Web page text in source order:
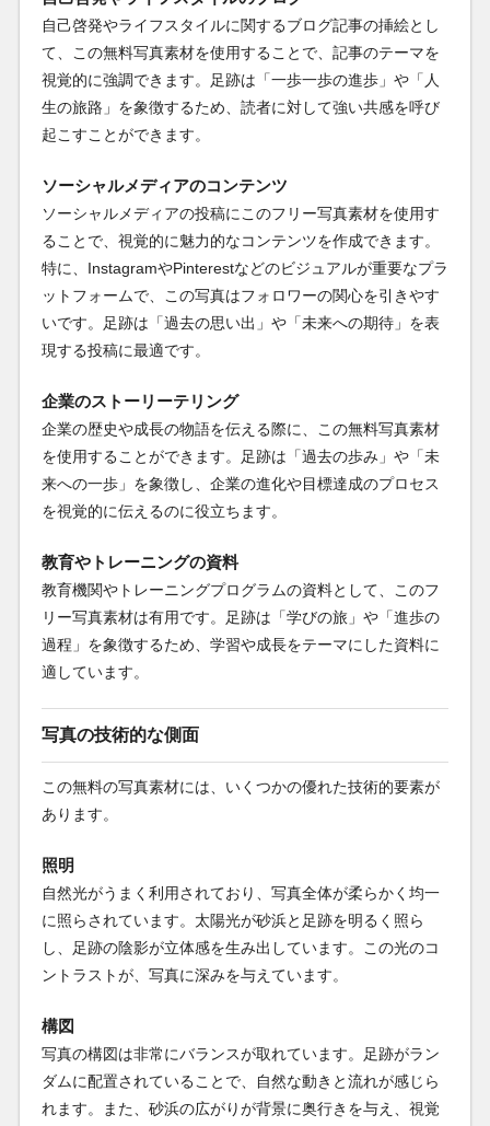
自己啓発やライフスタイルに関するブログ記事の挿絵とし
て、この無料写真素材を使用することで、記事のテーマを
視覚的に強調できます。足跡は「一歩一歩の進歩」や「人
生の旅路」を象徴するため、読者に対して強い共感を呼び
起こすことができます。
ソーシャルメディアのコンテンツ
ソーシャルメディアの投稿にこのフリー写真素材を使用す
ることで、視覚的に魅力的なコンテンツを作成できます。
特に、InstagramやPinterestなどのビジュアルが重要なプラ
ットフォームで、この写真はフォロワーの関心を引きやす
いです。足跡は「過去の思い出」や「未来への期待」を表
現する投稿に最適です。
企業のストーリーテリング
企業の歴史や成長の物語を伝える際に、この無料写真素材
を使用することができます。足跡は「過去の歩み」や「未
来への一歩」を象徴し、企業の進化や目標達成のプロセス
を視覚的に伝えるのに役立ちます。
教育やトレーニングの資料
教育機関やトレーニングプログラムの資料として、このフ
リー写真素材は有用です。足跡は「学びの旅」や「進歩の
過程」を象徴するため、学習や成長をテーマにした資料に
適しています。
写真の技術的な側面
この無料の写真素材には、いくつかの優れた技術的要素が
あります。
照明
自然光がうまく利用されており、写真全体が柔らかく均一
に照らされています。太陽光が砂浜と足跡を明るく照ら
し、足跡の陰影が立体感を生み出しています。この光のコ
ントラストが、写真に深みを与えています。
構図
写真の構図は非常にバランスが取れています。足跡がラン
ダムに配置されていることで、自然な動きと流れが感じら
れます。また、砂浜の広がりが背景に奥行きを与え、視覚